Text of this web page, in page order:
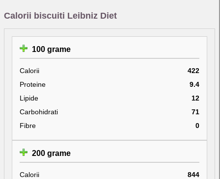
Calorii biscuiti Leibniz Diet
100 grame
Calorii
422
Proteine
9.4
Lipide
12
Carbohidrati
71
Fibre
0
200 grame
Calorii
844